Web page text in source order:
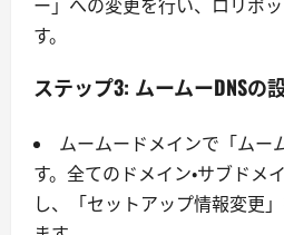
ー」への変更を行い、ロリポ
す。
ステップ3: ムームーDNSの
ムームードメインで「ムー
す。全てのドメイン・サブドメ
し、「セットアップ情報変更